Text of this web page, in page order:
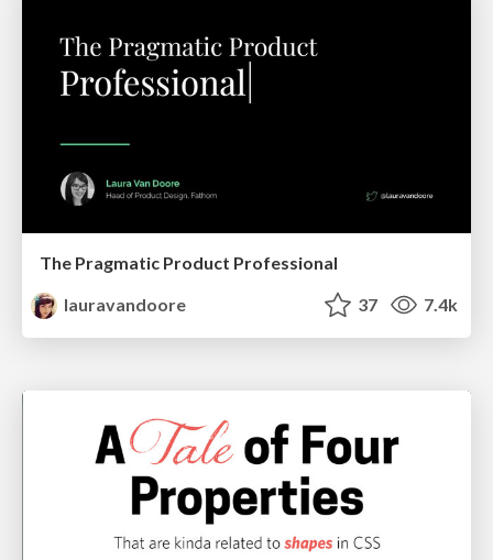
The Pragmatic Product Professional
lauravandoore
37 7.4k